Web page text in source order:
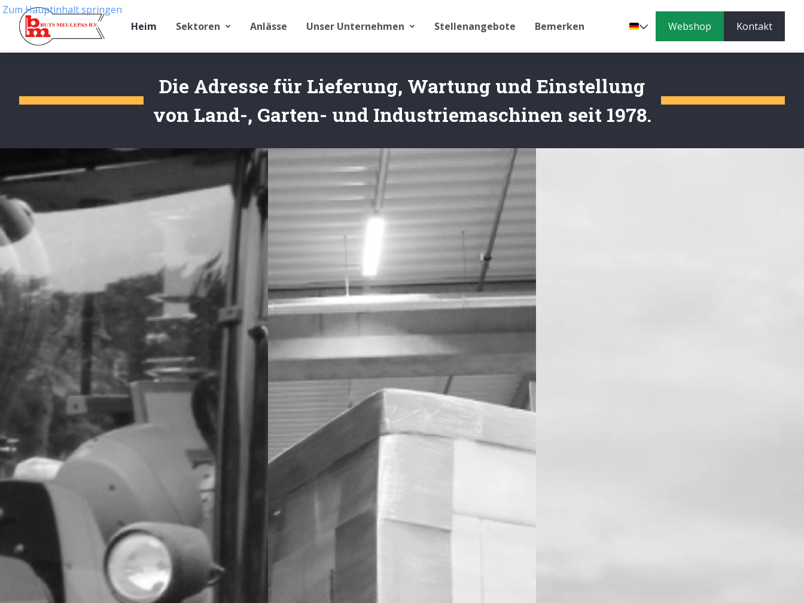
Zum Hauptinhalt springen
Heim
Sektoren Anlässe Unser Unternehmen Stellenangebote Bemerken Sprache Webshop Kontakt
Die Adresse für Lieferung, Wartung und Einstellung
von Land-, Garten- und Industriemaschinen seit 1978.